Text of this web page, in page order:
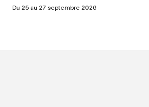
Du 25 au 27 septembre 2026